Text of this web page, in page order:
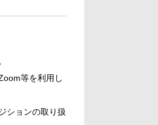
等を利用し
ションの取り扱